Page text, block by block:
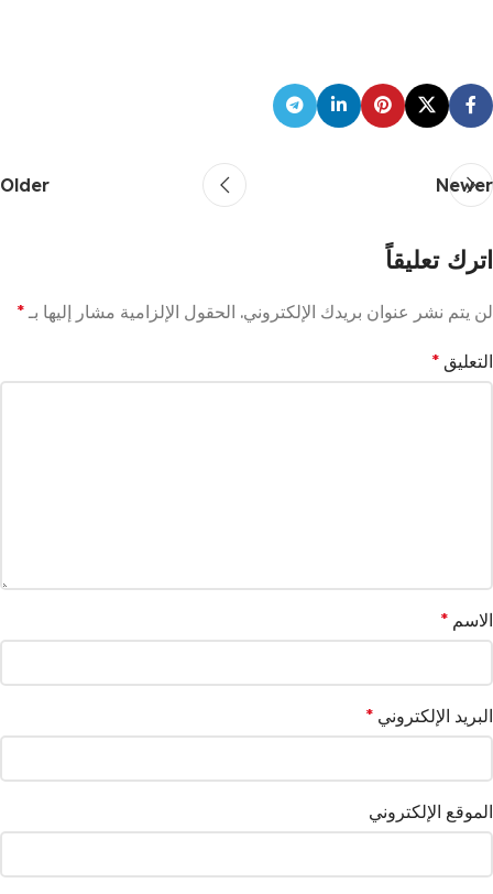
Newer
Older
اترك تعليقاً
لن يتم نشر عنوان بريدك الإلكتروني. الحقول الإلزامية مشار إليها بـ *
التعليق *
الاسم *
البريد الإلكتروني *
الموقع الإلكتروني